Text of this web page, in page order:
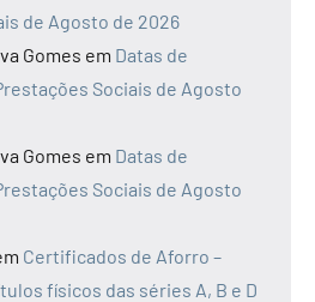
de Agosto de 2026
Gomes em Datas de
Sociais de Agosto
Gomes em Datas de
Sociais de Agosto
Certificados de Aforro –
físicos das séries A, B e D